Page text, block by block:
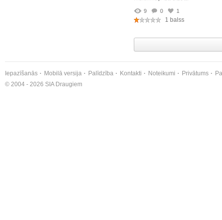
9 0 1
1 balss
Iepazīšanās Mobilā versija Palīdzība Kontakti Noteikumi Privātums
© 2004 - 2026 SIA Draugiem